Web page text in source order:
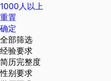
1000人以上
重置
确定
全部筛选
经验要求
简历完整度
性别要求